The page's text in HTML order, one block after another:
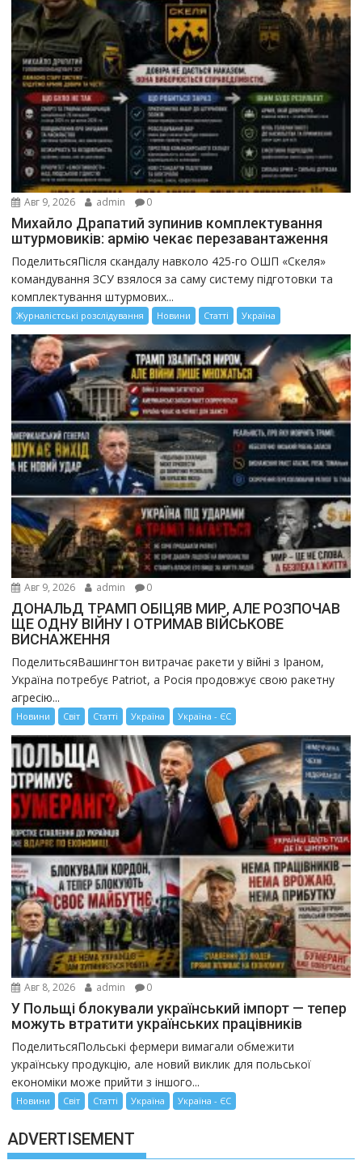
Авг 9, 2026 admin 0
Михайло Драпатий зупинив комплектування
штурмовиків: армію чекає перезавантаження
ПоделитьсяПісля скандалу навколо 425-го ОШП «Скеля»
командування ЗСУ взялося за саму систему підготовки та
комплектування штурмових...
Журналістські розслідування Новини Статті Україна
Авг 9, 2026 admin 0
ДОНАЛЬД ТРАМП ОБІЦЯВ МИР, АЛЕ РОЗПОЧАВ
ЩЕ ОДНУ ВІЙНУ І ОТРИМАВ ВІЙСЬКОВЕ
ВИСНАЖЕННЯ
ПоделитьсяВашингтон витрачає ракети у війні з Іраном,
Україна потребує Patriot, а Росія продовжує свою ракетну
агресію...
Новини Світ Статті Україна Україна - ЄС
Авг 8, 2026 admin 0
У Польщі блокували український імпорт — тепер
можуть втратити українських працівників
ПоделитьсяПольські фермери вимагали обмежити
українську продукцію, але новий виклик для польської
економіки може прийти з іншого...
Новини Світ Статті Україна Україна - ЄС
ADVERTISEMENT